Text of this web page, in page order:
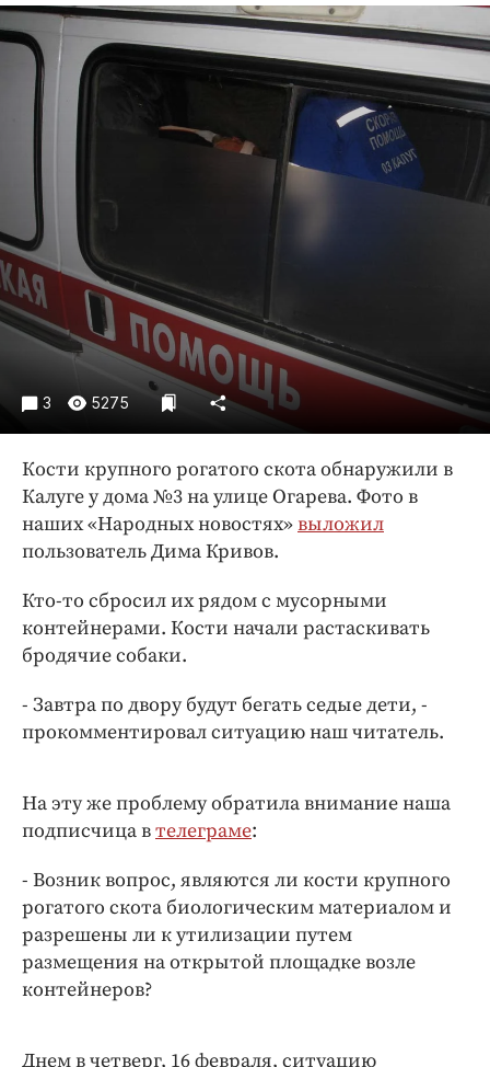
Криминал
Культура
Недвижимость и ЖКХ
Образование
Общество
Происшествия
Спорт
Экономика и бизнес
ПРОЕКТЫ
Блоги
Издания
Медиаперсона
Интересное чтиво
Клиника года
Бренд года
Работодатель года
3 5275
Кости крупного рогатого скота обнаружили в
Калуге у дома №3 на улице Огарева. Фото в
наших «Народных новостях»выложил
пользователь Дима Кривов.
Кто-то сбросил их рядом с мусорными
контейнерами. Кости начали растаскивать
бродячие собаки.
- Завтра по двору будут бегать седые дети, -
прокомментировал ситуацию наш читатель.
На эту же проблему обратила внимание наша
подписчица втелеграме:
- Возник вопрос, являются ли кости крупного
рогатого скота биологическим материалом и
разрешены ли к утилизации путем
размещения на открытой площадке возле
контейнеров?
Днем в четверг, 16 февраля, ситуацию